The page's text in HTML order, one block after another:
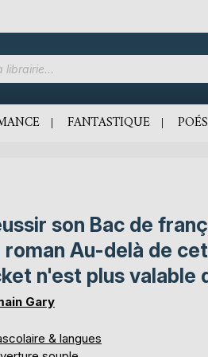
FANTASTIQUE
son Bac de
roman Au-delà de
n'est plus valable
Gary
& langues